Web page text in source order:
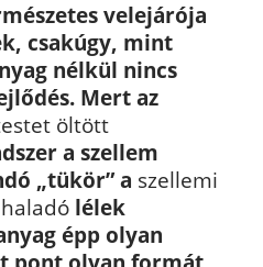
velejárója
csakúgy, mint
nélkül nincs
Mert az
öltött
a szellem
„tükör” a szellemi
lélek
épp olyan